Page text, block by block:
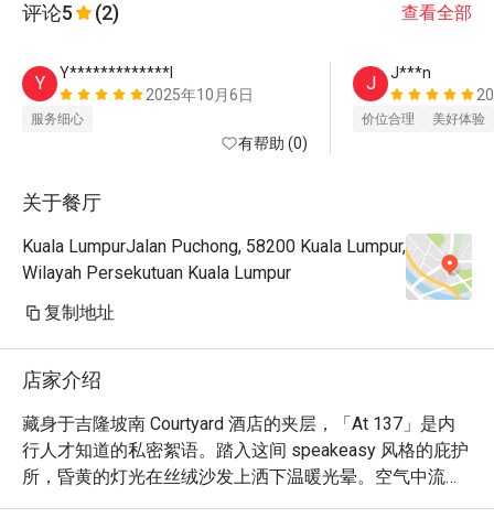
评论5 (2) 查看全部
Y
Y*************l
2025年10月6日
服务细心
有帮助 (0)
J
J***n
价位合理 美好体验
关于餐厅
Kuala LumpurJalan Puchong, 58200 Kuala Lumpur,
Wilayah Persekutuan Kuala Lumpur
复制地址
店家介绍
藏身于吉隆坡南 Courtyard 酒店的夹层，「At 137」是内
行人才知道的私密絮语。踏入这间 speakeasy 风格的庇护
所，昏黄的灯光在丝绒沙发上洒下温暖光晕。空气中流淌
着宁静，伴随着冰块的清脆碰撞声与低声交谈的呢喃。这